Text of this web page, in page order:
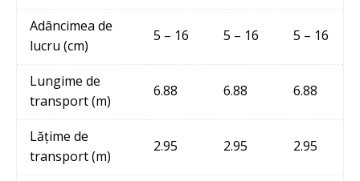
Adâncimea de
lucru (cm)
5 – 16 5 – 16 5 – 16
Lungime de
transport (m)
6.88 6.88 6.88
Lățime de
transport (m)
2.95 2.95 2.95